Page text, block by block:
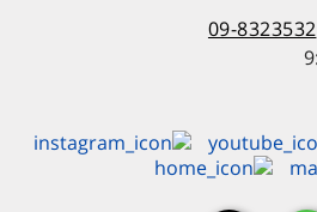
09-8323532